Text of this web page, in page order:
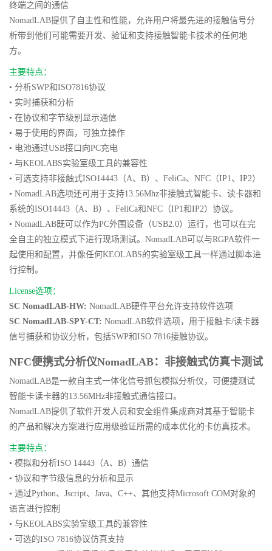
终端之间的通信
NomadLAB提供了自主性和性能，允许用户将最先进的接触信号分
析带到他们可能需要开发、验证和支持接触智能卡技术的任何地
方。
主要特点：
• 分析SWP和ISO7816协议
• 实时捕获和分析
• 在协议和字节级别显示通信
• 易于使用的界面，可独立操作
• 电池通过USB接口向PC充电
• 与KEOLABS实验室级工具的兼容性
• 可选支持非接触式ISO14443（A、B）、FeliCa、NFC（IP1、IP2）
• NomadLAB选项还可用于支持13.56Mhz非接触式智能卡、读卡器和
系统的ISO14443（A、B）、FeliCa和NFC（IP1和IP2）协议。
• NomadLAB既可以作为PC外围设备（USB2.0）运行，也可以在完
全自主的独立模式下进行现场测试。NomadLAB可以与RGPA软件一
起使用和配置，并像任何KEOLABS的实验室级工具一样通过脚本进
行控制。
License选项：
SC NomadLAB-HW: NomadLAB硬件平台允许支持软件选项
SC NomadLAB-SPY-CT: NomadLAB软件选项，用于接触卡/读卡器
信号捕获和协议分析，包括SWP和ISO 7816接触协议。
NFC便携式分析仪NomadLAB：非接触式仿真卡测试
NomadLAB是一款 自主式一体化信号抓包模拟分析仪，可便捷测试
智能卡读卡器的13.56MHz非接触式通信接口。
NomadLAB提供了软件开发人员和安全组件集成商对其基于智能卡
的产品和解决方案进行应用级验证所需的成本优化的卡仿真技术。
主要特点：
• 模拟和分析ISO 14443（A、B）通信
• 协议和字节级信息的分析和显示
• 通过Python、Jscript、Java、C++、其他支持Microsoft COM对象的
语言进行控制
• 与KEOLABS实验室级工具的兼容性
• 可选的ISO 7816协议仿真支持